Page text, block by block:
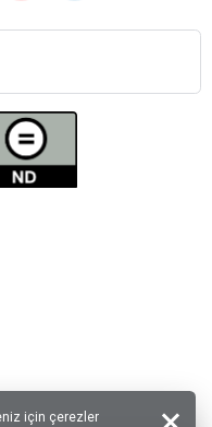
için çerezler